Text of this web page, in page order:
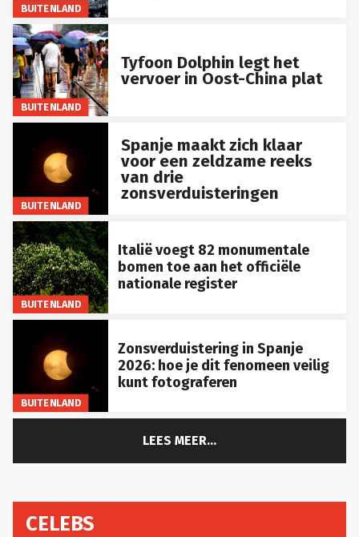
BUITENLAND
BUITENLAND
Tyfoon Dolphin legt het
vervoer in Oost-China plat
BUITENLAND
Spanje maakt zich klaar
voor een zeldzame reeks
van drie
zonsverduisteringen
BUITENLAND
Italië voegt 82 monumentale
bomen toe aan het officiële
nationale register
BUITENLAND
Zonsverduistering in Spanje
2026: hoe je dit fenomeen veilig
kunt fotograferen
LEES MEER...
CELEBS